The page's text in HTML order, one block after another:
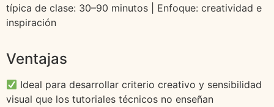
típica de clase: 30–90 minutos | Enfoque: creatividad e
inspiración
Ventajas
Ideal para desarrollar criterio creativo y sensibilidad
visual que los tutoriales técnicos no enseñan